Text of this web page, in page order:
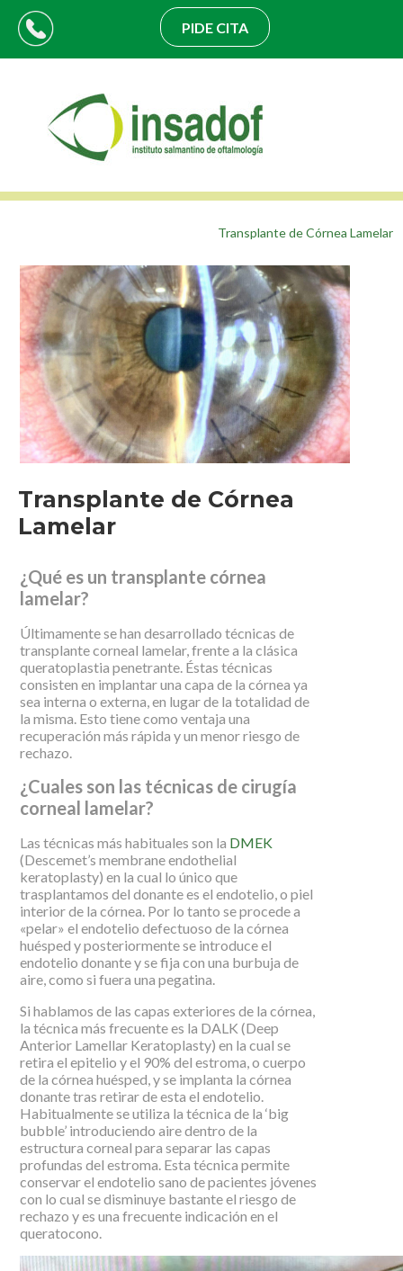
PIDE CITA
Transplante de Córnea Lamelar
Transplante de Córnea
Lamelar
¿Qué es un transplante córnea
lamelar?
Últimamente se han desarrollado técnicas de
transplante corneal lamelar, frente a la clásica
queratoplastia penetrante. Éstas técnicas
consisten en implantar una capa de la córnea ya
sea interna o externa, en lugar de la totalidad de
la misma. Esto tiene como ventaja una
recuperación más rápida y un menor riesgo de
rechazo.
¿Cuales son las técnicas de cirugía
corneal lamelar?
Las técnicas más habituales son la DMEK
(Descemet’s membrane endothelial
keratoplasty) en la cual lo único que
trasplantamos del donante es el endotelio, o piel
interior de la córnea. Por lo tanto se procede a
«pelar» el endotelio defectuoso de la córnea
huésped y posteriormente se introduce el
endotelio donante y se fija con una burbuja de
aire, como si fuera una pegatina.
Si hablamos de las capas exteriores de la córnea,
la técnica más frecuente es la DALK (Deep
Anterior Lamellar Keratoplasty) en la cual se
retira el epitelio y el 90% del estroma, o cuerpo
de la córnea huésped, y se implanta la córnea
donante tras retirar de esta el endotelio.
Habitualmente se utiliza la técnica de la ‘big
bubble’ introduciendo aire dentro de la
estructura corneal para separar las capas
profundas del estroma. Esta técnica permite
conservar el endotelio sano de pacientes jóvenes
con lo cual se disminuye bastante el riesgo de
rechazo y es una frecuente indicación en el
queratocono.